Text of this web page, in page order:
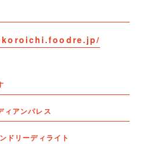
アンパレス
ドリーディライト